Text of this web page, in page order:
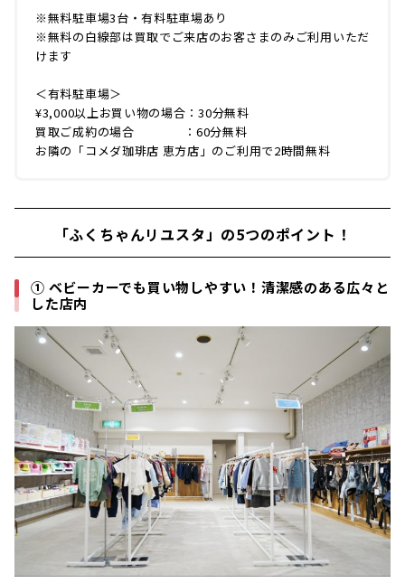
※無料駐車場3台・有料駐車場あり
※無料の白線部は買取でご来店のお客さまのみご利用いただ
けます
＜有料駐車場＞
¥3,000以上お買い物の場合：30分無料
買取ご成約の場合 ：60分無料
お隣の「コメダ珈琲店 恵方店」のご利用で2時間無料
「ふくちゃんリユスタ」の5つのポイント！
① ベビーカーでも買い物しやすい！清潔感のある広々と
した店内